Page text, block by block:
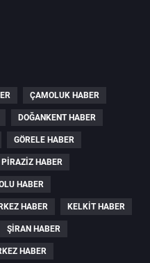
ÇAMOLUK HABER
DOĞANKENT HABER
GÖRELE HABER
PIRAZIZ HABER
HABER
HABER KELKIT HABER
ŞIRAN HABER
HABER